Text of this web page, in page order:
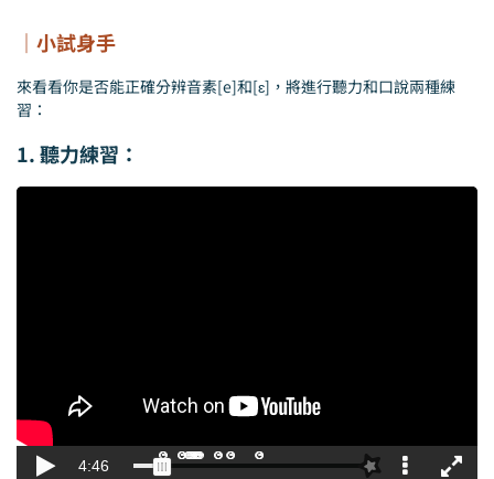
｜小試身手
來看看你是否能正確分辨音素[e]和[ɛ]，將進行聽力和口說兩種練
習：
1. 聽力練習：